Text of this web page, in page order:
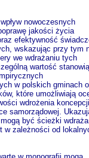
nowoczesnych
jakości życia
efektywność
wskazując przy tym
we wdrażaniu tych
wartość stanowią
w polskich gminach
które umożliwiają
wdrożenia koncepcji
samorządowej.
być ścieżki
w zależności od